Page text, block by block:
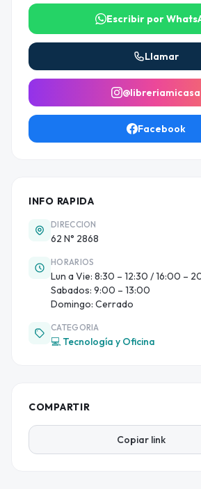
Escribir por
Llamar
@libreriamicasa
Facebook
INFO RAPIDA
DIRECCION
62 N° 2868
HORARIOS
Lun a Vie: 8:30 – 12:30 / 16:00 –
Sabados: 9:00 – 13:00
Domingo: Cerrado
CATEGORIA
💻 Tecnología y Oficina
COMPARTIR
Copiar link